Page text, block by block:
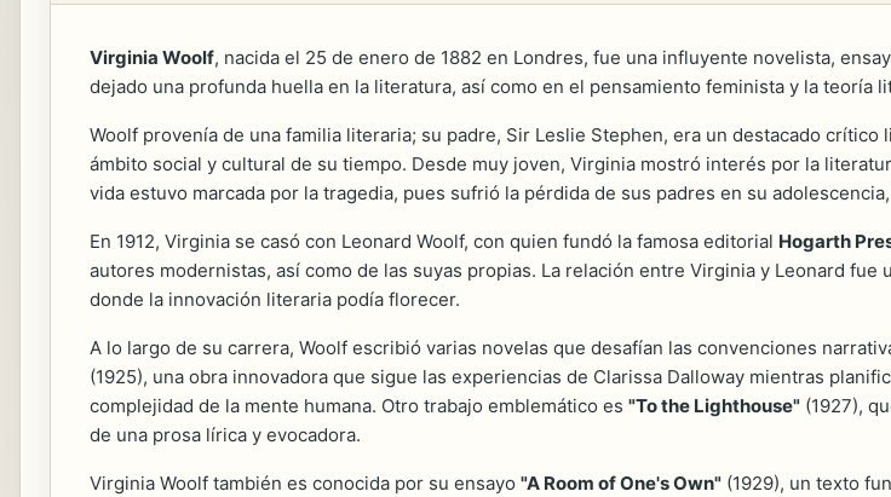
Virginia Woolf, nacida el 25 de enero de 1882 en Londres, fue una influyente novelista,
dejado una profunda huella en la literatura, así como en el pensamiento feminista y la teoría
Woolf provenía de una familia literaria; su padre, Sir Leslie Stephen, era un destacado
ámbito social y cultural de su tiempo. Desde muy joven, Virginia mostró interés por la
vida estuvo marcada por la tragedia, pues sufrió la pérdida de sus padres en su
En 1912, Virginia se casó con Leonard Woolf, con quien fundó la famosa editorial Hogarth
autores modernistas, así como de las suyas propias. La relación entre Virginia y Leonard
donde la innovación literaria podía florecer.
A lo largo de su carrera, Woolf escribió varias novelas que desafían las convenciones
(1925), una obra innovadora que sigue las experiencias de Clarissa Dalloway mientras
complejidad de la mente humana. Otro trabajo emblemático es "To the Lighthouse" (1927),
de una prosa lírica y evocadora.
Virginia Woolf también es conocida por su ensayo "A Room of One's Own" (1929), un texto